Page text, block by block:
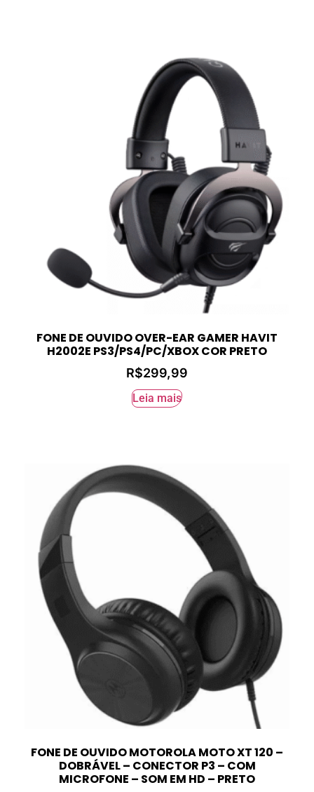
FONE DE OUVIDO OVER-EAR GAMER HAVIT
H2002E PS3/PS4/PC/XBOX COR PRETO
R$299,99
Leia mais
FONE DE OUVIDO MOTOROLA MOTO XT 120 –
DOBRÁVEL – CONECTOR P3 – COM
MICROFONE – SOM EM HD – PRETO